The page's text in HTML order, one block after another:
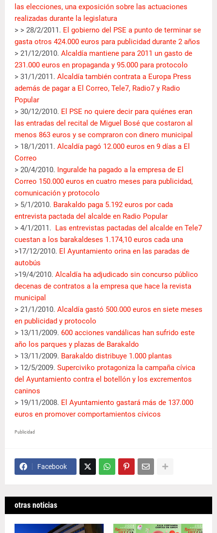
las elecciones, una exposición sobre las actuaciones
realizadas durante la legislatura
> > 28/2/2011. El gobierno del PSE a punto de terminar se
gasta otros 424.000 euros para publicidad durante 2 años
> 21/12/2010. Alcaldía mantiene para 2011 un gasto de
231.000 euros en propaganda y 95.000 para protocolo
> 31/1/2011. Alcaldía también contrata a Europa Press
además de pagar a El Correo, Tele7, Radio7 y Radio
Popular
> 30/12/2010. El PSE no quiere decir para quiénes eran
las entradas del recital de Miguel Bosé que costaron al
menos 863 euros y se compraron con dinero municipal
> 18/1/2011. Alcaldía pagó 12.000 euros en 9 días a El
Correo
> 20/4/2010. Inguralde ha pagado a la empresa de El
Correo 150.000 euros en cuatro meses para publicidad,
comunicación y protocolo
> 5/1/2010. Barakaldo paga 5.192 euros por cada
entrevista pactada del alcalde en Radio Popular
> 4/1/2011. Las entrevistas pactadas del alcalde en Tele7
cuestan a los barakaldeses 1.174,10 euros cada una
>17/12/2010. El Ayuntamiento orina en las paradas de
autobús
>19/4/2010. Alcaldía ha adjudicado sin concurso público
decenas de contratos a la empresa que hace la revista
municipal
> 21/1/2010. Alcaldía gastó 500.000 euros en siete meses
en publicidad y protocolo
> 13/11/2009. 600 acciones vandálicas han sufrido este
año los parques y plazas de Barakaldo
> 13/11/2009. Barakaldo distribuye 1.000 plantas
> 12/5/2009. Superciviko protagoniza la campaña cívica
del Ayuntamiento contra el botellón y los excrementos
caninos
> 19/11/2008. El Ayuntamiento gastará más de 137.000
euros en promover comportamientos cívicos
Publicidad
Facebook
otras noticias